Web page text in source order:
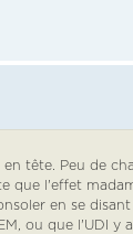
tête. Peu de
que l'effet
en se
ou que l'UDI y